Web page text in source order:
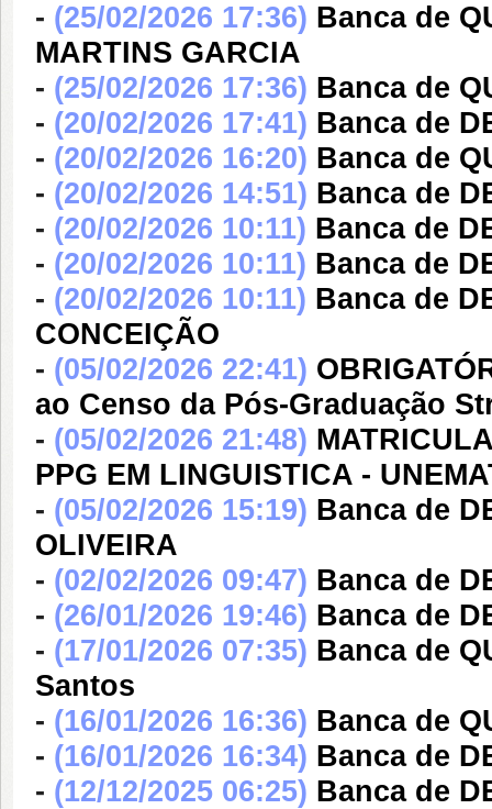
- (25/02/2026 17:36) Banca de
MARTINS GARCIA
- (25/02/2026 17:36) Banca de
- (20/02/2026 17:41) Banca de
- (20/02/2026 16:20) Banca de
- (20/02/2026 14:51) Banca de
- (20/02/2026 10:11) Banca de
- (20/02/2026 10:11) Banca de
- (20/02/2026 10:11) Banca de
CONCEIÇÃO
- (05/02/2026 22:41)
ao Censo da Pós-Graduação
- (05/02/2026 21:48)
PPG EM LINGUISTICA -
- (05/02/2026 15:19) Banca de
OLIVEIRA
- (02/02/2026 09:47) Banca de
- (26/01/2026 19:46) Banca de
- (17/01/2026 07:35) Banca de
Santos
- (16/01/2026 16:36) Banca de
- (16/01/2026 16:34) Banca de
- (12/12/2025 06:25) Banca de